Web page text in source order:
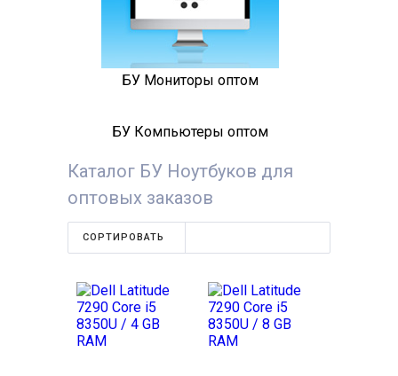
БУ Мониторы оптом
БУ Компьютеры оптом
Каталог БУ Ноутбуков для
оптовых заказов
СОРТИРОВАТЬ